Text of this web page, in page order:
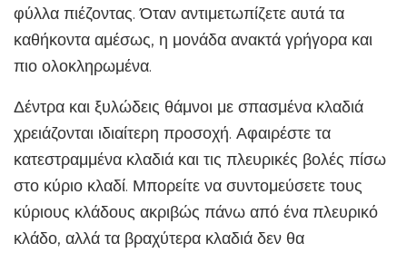
φύλλα πιέζοντας. Όταν αντιμετωπίζετε αυτά τα
καθήκοντα αμέσως, η μονάδα ανακτά γρήγορα και
πιο ολοκληρωμένα.
Δέντρα και ξυλώδεις θάμνοι με σπασμένα κλαδιά
χρειάζονται ιδιαίτερη προσοχή. Αφαιρέστε τα
κατεστραμμένα κλαδιά και τις πλευρικές βολές πίσω
στο κύριο κλαδί. Μπορείτε να συντομεύσετε τους
κύριους κλάδους ακριβώς πάνω από ένα πλευρικό
κλάδο, αλλά τα βραχύτερα κλαδιά δεν θα